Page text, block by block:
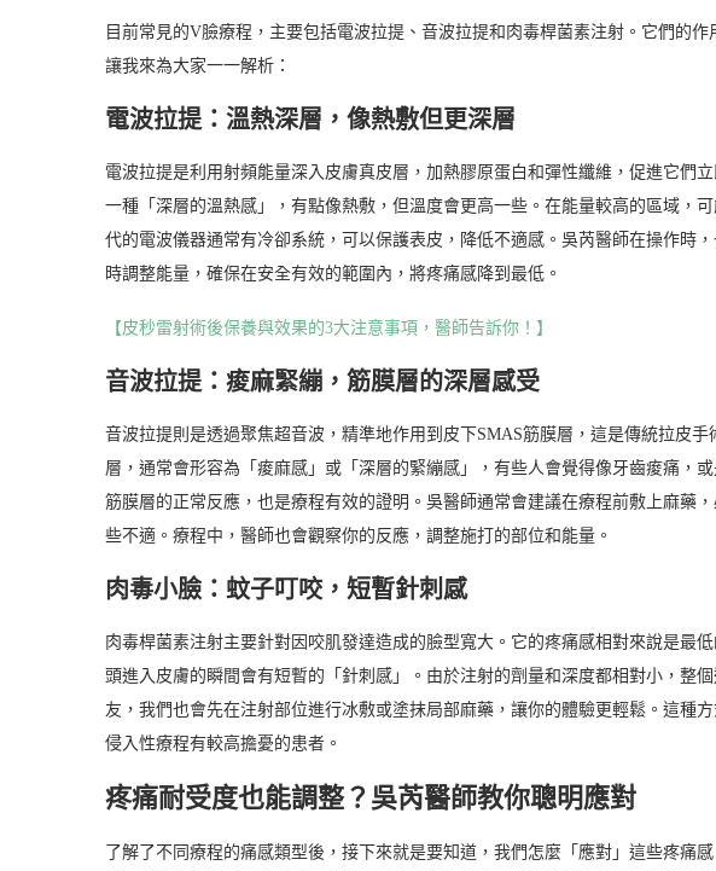
目前常見的V臉療程，主要包括電波拉提、音波拉提和肉毒桿菌素注射。它們的
讓我來為大家一一解析：
電波拉提：溫熱深層，像熱敷但更深層
電波拉提是利用射頻能量深入皮膚真皮層，加熱膠原蛋白和彈性纖維，促進它們
一種「深層的溫熱感」，有點像熱敷，但溫度會更高一些。在能量較高的區域，
代的電波儀器通常有冷卻系統，可以保護表皮，降低不適感。吳芮醫師在操作時
時調整能量，確保在安全有效的範圍內，將疼痛感降到最低。
【皮秒雷射術後保養與效果的3大注意事項，醫師告訴你！】
音波拉提：痠麻緊繃，筋膜層的深層感受
音波拉提則是透過聚焦超音波，精準地作用到皮下SMAS筋膜層，這是傳統拉皮
層，通常會形容為「痠麻感」或「深層的緊繃感」，有些人會覺得像牙齒痠痛，
筋膜層的正常反應，也是療程有效的證明。吳醫師通常會建議在療程前敷上麻藥
些不適。療程中，醫師也會觀察你的反應，調整施打的部位和能量。
肉毒小臉：蚊子叮咬，短暫針刺感
肉毒桿菌素注射主要針對因咬肌發達造成的臉型寬大。它的疼痛感相對來說是最
頭進入皮膚的瞬間會有短暫的「針刺感」。由於注射的劑量和深度都相對小，整
友，我們也會先在注射部位進行冰敷或塗抹局部麻藥，讓你的體驗更輕鬆。這種
侵入性療程有較高擔憂的患者。
疼痛耐受度也能調整？吳芮醫師教你聰明應對
了解了不同療程的痛感類型後，接下來就是要知道，我們怎麼「應對」這些疼痛